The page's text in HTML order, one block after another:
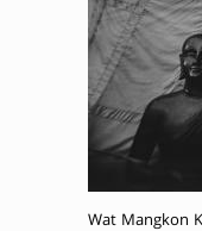
Wat Mangkon